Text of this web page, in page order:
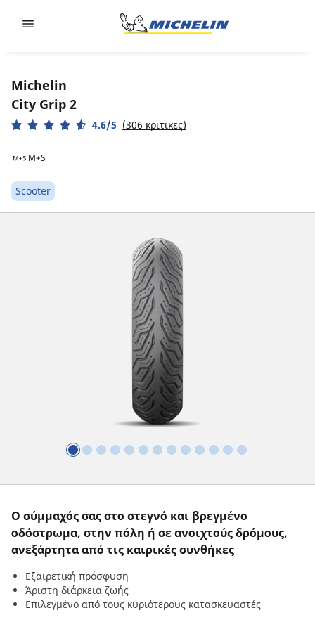
Michelin
City Grip 2
4.6/5 (306 κριτικες)
M+S
Scooter
Ο σύμμαχός σας στο στεγνό και βρεγμένο
οδόστρωμα, στην πόλη ή σε ανοιχτούς δρόμους,
ανεξάρτητα από τις καιρικές συνθήκες
Εξαιρετική πρόσφυση
Άριστη διάρκεια ζωής
Επιλεγμένο από τους κυριότερους κατασκευαστές